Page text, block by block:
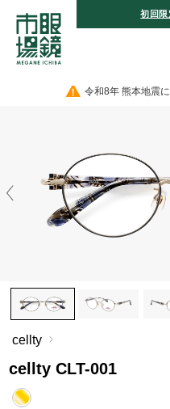
初回
令和8年 熊本地震
cellty
cellty CLT-001